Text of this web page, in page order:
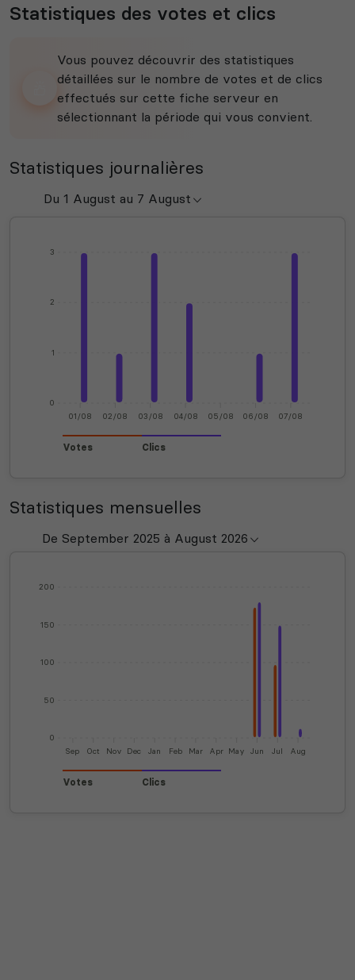
Statistiques des votes et clics
Vous pouvez découvrir des statistiques
détaillées sur le nombre de votes et de clics
effectués sur cette fiche serveur en
sélectionnant la période qui vous convient.
Statistiques journalières
0
1
2
3
01/08 02/08 03/08 04/08 05/08 06/08 07/08
Votes Clics
Statistiques mensuelles
0
50
100
150
200
Sep Oct Nov Dec Jan Feb Mar Apr May Jun Jul Aug
Votes Clics